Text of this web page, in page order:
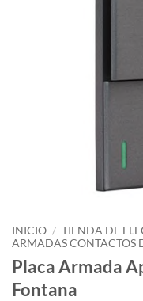
INICIO / TIENDA DE
ARMADAS CONTACTOS
Placa Armada
Fontana